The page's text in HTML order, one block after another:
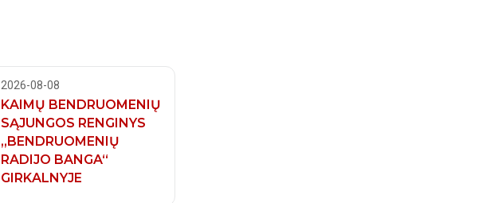
2026-08-08
KAIMŲ BENDRUOMENIŲ
SĄJUNGOS RENGINYS
„BENDRUOMENIŲ
RADIJO BANGA“
GIRKALNYJE